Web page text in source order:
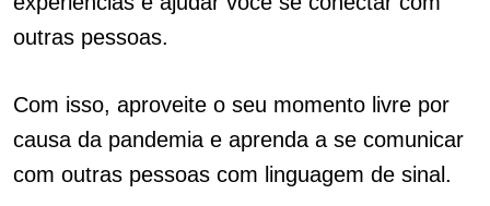
outras pessoas.
Com isso, aproveite o seu momento livre por
causa da pandemia e aprenda a se comunicar
com outras pessoas com linguagem de sinal.